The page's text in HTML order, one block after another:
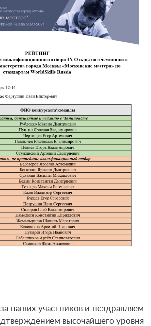
наших участников и поздравляем
высочайшего уровня